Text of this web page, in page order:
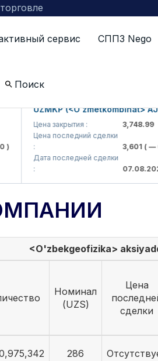
сервис СППЗ Nego
Поиск
UZMKP (<O'zmetkombinat> AJ)
Цена закрытия :
3,748.99
Цена последний сделки
3,601( — 0.0
Дата последней сделки
07.08.2026
<O'zbekgeofizika>
Номинал
(UZS)
Цена
сделки
286